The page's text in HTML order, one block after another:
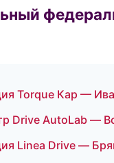
Torque Кар —
Drive AutoLab —
Linea Drive —